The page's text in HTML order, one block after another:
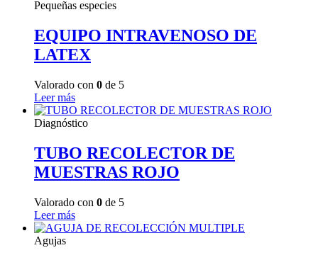
Pequeñas especies
EQUIPO INTRAVENOSO DE
LATEX
Valorado con 0 de 5
Leer más
Diagnóstico
TUBO RECOLECTOR DE
MUESTRAS ROJO
Valorado con 0 de 5
Leer más
Agujas